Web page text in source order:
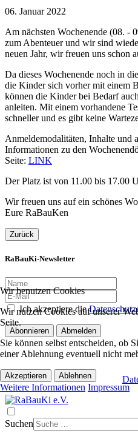
06. Januar 2022
Am nächsten Wochenende (08. -
zum Abenteuer und wir sind
neuen Jahr, wir freuen uns schon
Da dieses Wochenende noch in
die Kinder sich vorher mit einem
können die Kinder bei Bedarf
anleiten. Mit einem vorhandene
schneller und es gibt keine
Anmeldemodalitäten, Inhalte und
Informationen zu den
Seite: LINK
Der Platz ist von 11.00 bis 17.00
Wir freuen uns auf ein schönes
Eure RaBauKen
Zurück
RaBauKi-Newsletter
Ich akzeptiere die
Abonnieren Abmelden
Suchen
Wir benutzen Cookies
Wir nutzen Cookies auf unserer
Seite.
Sie können selbst entscheiden, ob
einer Ablehnung eventuell nicht
Akzeptieren Ablehnen
Weitere Informationen Impressum